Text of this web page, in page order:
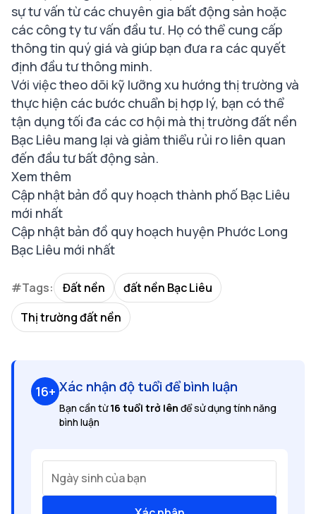
sự tư vấn từ các chuyên gia bất động sản hoặc
các công ty tư vấn đầu tư. Họ có thể cung cấp
thông tin quý giá và giúp bạn đưa ra các quyết
định đầu tư thông minh.
Với việc theo dõi kỹ lưỡng xu hướng thị trường và
thực hiện các bước chuẩn bị hợp lý, bạn có thể
tận dụng tối đa các cơ hội mà thị trường đất nền
Bạc Liêu mang lại và giảm thiểu rủi ro liên quan
đến đầu tư bất động sản.
Xem thêm
Cập nhật bản đồ quy hoạch thành phố Bạc Liêu
mới nhất
Cập nhật bản đồ quy hoạch huyện Phước Long
Bạc Liêu mới nhất
#Tags: Đất nền
đất nền Bạc Liêu
Thị trường đất nền
16+ Xác nhận độ tuổi để bình luận
Bạn cần từ16 tuổi trở lên để sử dụng tính năng
bình luận
Ngày sinh của bạn